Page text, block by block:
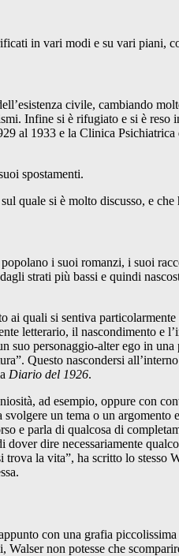
in vari modi e su vari piani,
civile, cambiando
Infine si è rifugiato e si è
al 1933 e la Clinica
spostamenti.
quale si è molto discusso, e
i suoi romanzi, i suoi
strati più bassi e quindi
quali si sentiva
letterario, il nascondimento e
suo personaggio-alter ego in una
Questo nascondersi
Diario del 1926.
ad esempio, oppure con
un tema o un
e parla di qualcosa di
dire necessariamente
la vita”, ha scritto lo stesso
con una grafia
non potesse che